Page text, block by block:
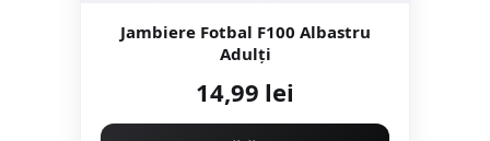
Jambiere Fotbal F100 Albastru
Adulți
14,99 lei